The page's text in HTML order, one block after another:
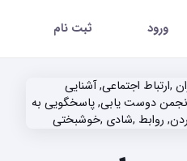
ورود ثبت نام